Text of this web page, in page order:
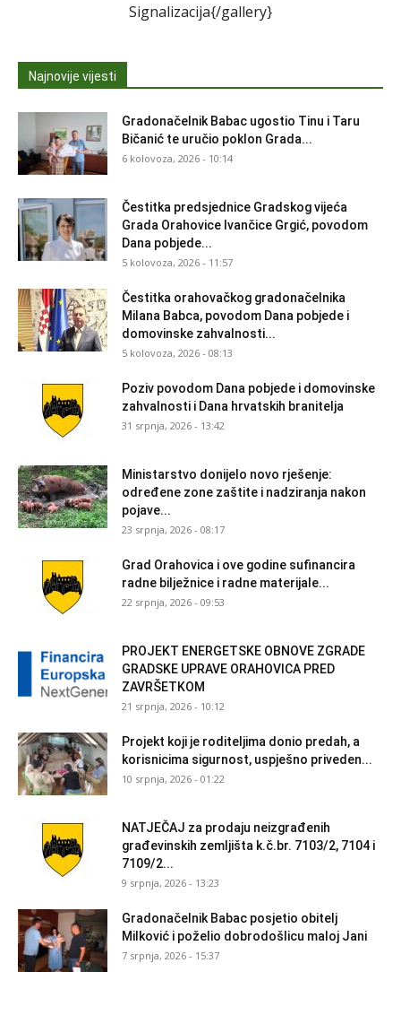
Signalizacija{/gallery}
Najnovije vijesti
Gradonačelnik Babac ugostio Tinu i Taru
Bičanić te uručio poklon Grada...
6 kolovoza, 2026 - 10:14
Čestitka predsjednice Gradskog vijeća
Grada Orahovice Ivančice Grgić, povodom
Dana pobjede...
5 kolovoza, 2026 - 11:57
Čestitka orahovačkog gradonačelnika
Milana Babca, povodom Dana pobjede i
domovinske zahvalnosti...
5 kolovoza, 2026 - 08:13
Poziv povodom Dana pobjede i domovinske
zahvalnosti i Dana hrvatskih branitelja
31 srpnja, 2026 - 13:42
Ministarstvo donijelo novo rješenje:
određene zone zaštite i nadziranja nakon
pojave...
23 srpnja, 2026 - 08:17
Grad Orahovica i ove godine sufinancira
radne bilježnice i radne materijale...
22 srpnja, 2026 - 09:53
PROJEKT ENERGETSKE OBNOVE ZGRADE
GRADSKE UPRAVE ORAHOVICA PRED
ZAVRŠETKOM
21 srpnja, 2026 - 10:12
Projekt koji je roditeljima donio predah, a
korisnicima sigurnost, uspješno priveden...
10 srpnja, 2026 - 01:22
NATJEČAJ za prodaju neizgrađenih
građevinskih zemljišta k.č.br. 7103/2, 7104 i
7109/2...
9 srpnja, 2026 - 13:23
Gradonačelnik Babac posjetio obitelj
Milković i poželio dobrodošlicu maloj Jani
7 srpnja, 2026 - 15:37